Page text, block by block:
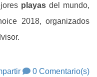
playasdel mundo,
2018, organizados
0 Comentario(s)